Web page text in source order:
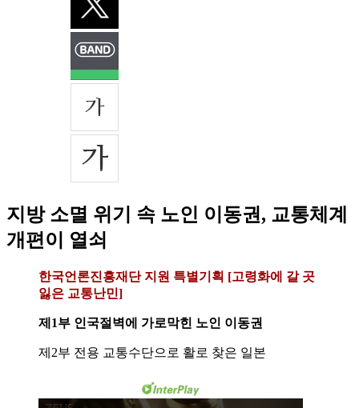
지방 소멸 위기 속 노인 이동권, 교통체계
개편이 열쇠
한국언론진흥재단 지원 특별기획 [고령화에 갈 곳
잃은 교통난민]
제1부 인국절벽에 가로막힌 노인 이동권
제2부 전용 교통수단으로 활로 찾은 일본